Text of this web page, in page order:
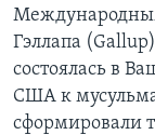
АМЕРИКА.
ПОДПИСКА НА
Learning English
Гэллапа
состоялась в
США к
сформировали